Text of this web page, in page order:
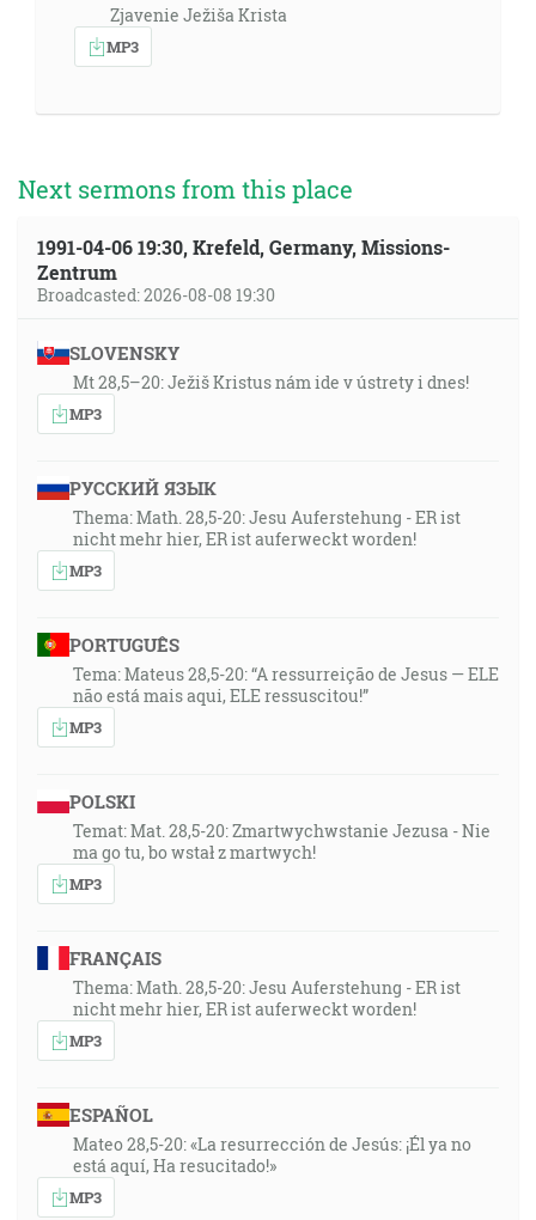
Zjavenie Ježiša Krista
MP3
Next sermons from this place
1991-04-06 19:30, Krefeld, Germany, Missions-
Zentrum
Broadcasted: 2026-08-08 19:30
SLOVENSKY
Mt 28,5–20: Ježiš Kristus nám ide v ústrety i dnes!
MP3
РУССКИЙ ЯЗЫК
Thema: Math. 28,5-20: Jesu Auferstehung - ER ist
nicht mehr hier, ER ist auferweckt worden!
MP3
PORTUGUÊS
Tema: Mateus 28,5-20: “A ressurreição de Jesus — ELE
não está mais aqui, ELE ressuscitou!”
MP3
POLSKI
Temat: Mat. 28,5-20: Zmartwychwstanie Jezusa - Nie
ma go tu, bo wstał z martwych!
MP3
FRANÇAIS
Thema: Math. 28,5-20: Jesu Auferstehung - ER ist
nicht mehr hier, ER ist auferweckt worden!
MP3
ESPAÑOL
Mateo 28,5-20: «La resurrección de Jesús: ¡Él ya no
está aquí, Ha resucitado!»
MP3